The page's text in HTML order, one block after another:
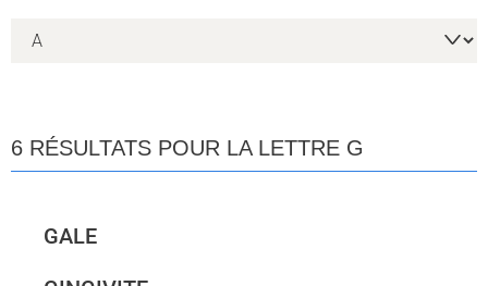
6 RÉSULTATS POUR LA LETTRE G
GALE